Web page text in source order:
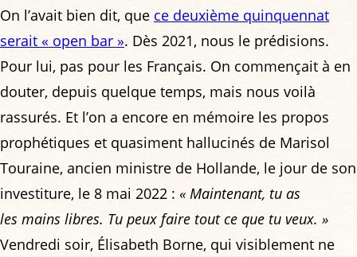
On l’avait bien dit, que ce deuxième quinquennat
serait « open bar ». Dès 2021, nous le prédisions.
Pour lui, pas pour les Français. On commençait à en
douter, depuis quelque temps, mais nous voilà
rassurés. Et l’on a encore en mémoire les propos
prophétiques et quasiment hallucinés de Marisol
Touraine, ancien ministre de Hollande, le jour de son
investiture, le 8 mai 2022 : « Maintenant, tu as
les mains libres. Tu peux faire tout ce que tu veux. »
Vendredi soir, Élisabeth Borne, qui visiblement ne